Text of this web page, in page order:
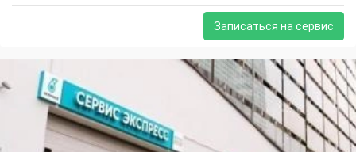
Записаться на сервис